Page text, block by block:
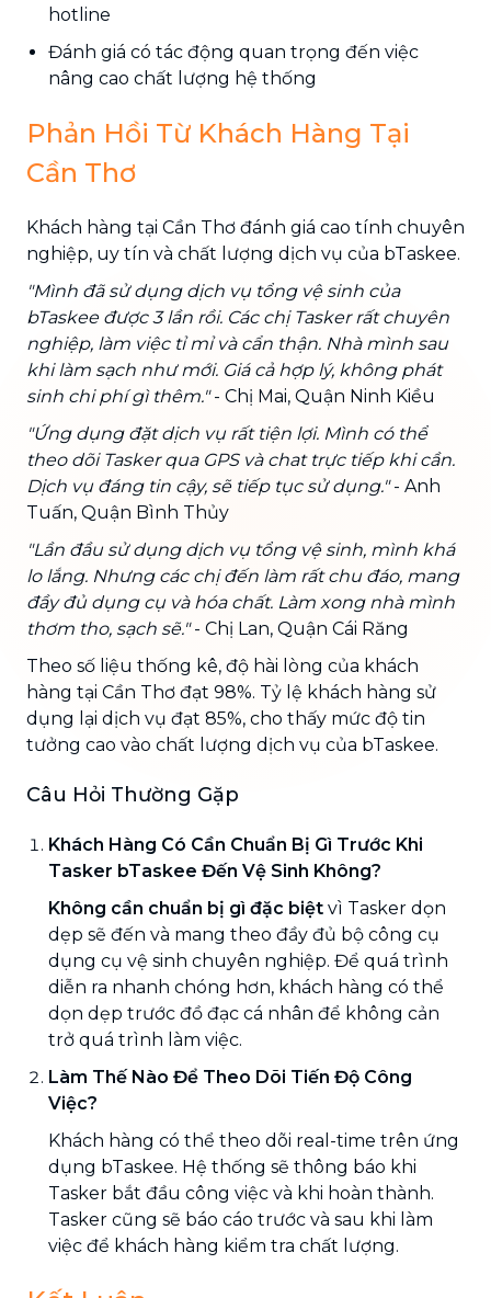
hotline
Đánh giá có tác động quan trọng đến việc
nâng cao chất lượng hệ thống
Phản Hồi Từ Khách Hàng Tại
Cần Thơ
Khách hàng tại Cần Thơ đánh giá cao tính chuyên
nghiệp, uy tín và chất lượng dịch vụ của bTaskee.
"Mình đã sử dụng dịch vụ tổng vệ sinh của
bTaskee được 3 lần rồi. Các chị Tasker rất chuyên
nghiệp, làm việc tỉ mỉ và cẩn thận. Nhà mình sau
khi làm sạch như mới. Giá cả hợp lý, không phát
sinh chi phí gì thêm."- Chị Mai, Quận Ninh Kiều
"Ứng dụng đặt dịch vụ rất tiện lợi. Mình có thể
theo dõi Tasker qua GPS và chat trực tiếp khi cần.
Dịch vụ đáng tin cậy, sẽ tiếp tục sử dụng."- Anh
Tuấn, Quận Bình Thủy
"Lần đầu sử dụng dịch vụ tổng vệ sinh, mình khá
lo lắng. Nhưng các chị đến làm rất chu đáo, mang
đầy đủ dụng cụ và hóa chất. Làm xong nhà mình
thơm tho, sạch sẽ."- Chị Lan, Quận Cái Răng
Theo số liệu thống kê, độ hài lòng của khách
hàng tại Cần Thơ đạt 98%. Tỷ lệ khách hàng sử
dụng lại dịch vụ đạt 85%, cho thấy mức độ tin
tưởng cao vào chất lượng dịch vụ của bTaskee.
Câu Hỏi Thường Gặp
Khách Hàng Có Cần Chuẩn Bị Gì Trước Khi
Tasker bTaskee Đến Vệ Sinh Không?
Không cần chuẩn bị gì đặc biệt vì Tasker dọn
dẹp sẽ đến và mang theo đầy đủ bộ công cụ
dụng cụ vệ sinh chuyên nghiệp. Để quá trình
diễn ra nhanh chóng hơn, khách hàng có thể
dọn dẹp trước đồ đạc cá nhân để không cản
trở quá trình làm việc.
Làm Thế Nào Để Theo Dõi Tiến Độ Công
Việc?
Khách hàng có thể theo dõi real-time trên ứng
dụng bTaskee. Hệ thống sẽ thông báo khi
Tasker bắt đầu công việc và khi hoàn thành.
Tasker cũng sẽ báo cáo trước và sau khi làm
việc để khách hàng kiểm tra chất lượng.